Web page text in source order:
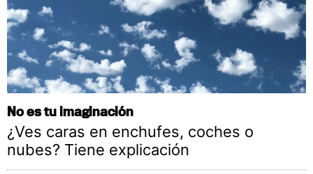
No es tu imaginación
¿Ves caras en enchufes, coches o
nubes? Tiene explicación